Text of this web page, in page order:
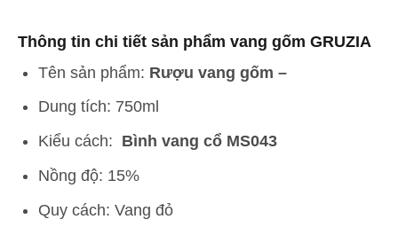
Thông tin chi tiết sản phẩm vang gốm GRUZIA
Tên sản phẩm: Rượu vang gốm –
Dung tích: 750ml
Kiểu cách: Bình vang cổ MS043
Nồng độ: 15%
Quy cách: Vang đỏ